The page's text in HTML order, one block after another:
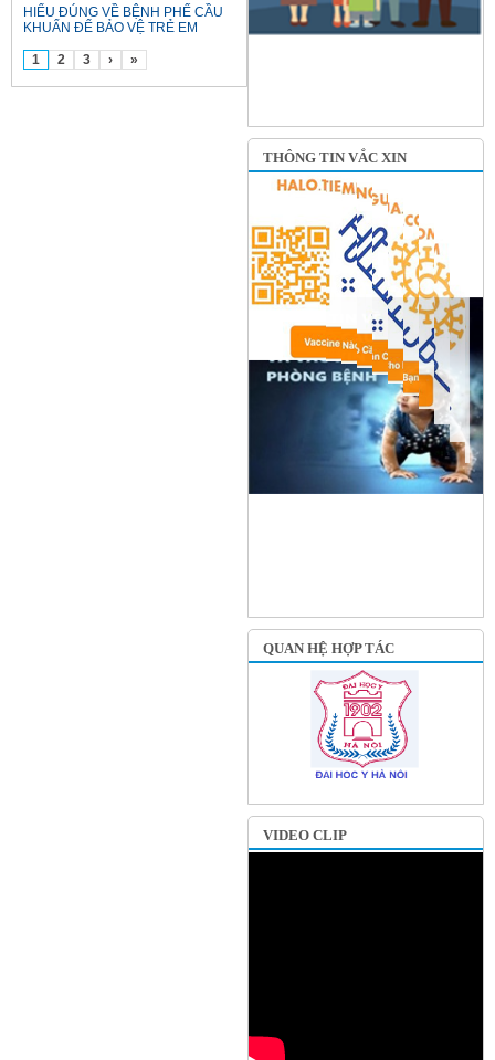
HIỂU ĐÚNG VỀ BỆNH PHẾ CẦU
KHUẨN ĐỂ BẢO VỆ TRẺ EM
1 2 3 › »
THÔNG TIN VẮC XIN
QUAN HỆ HỢP TÁC
VIDEO CLIP